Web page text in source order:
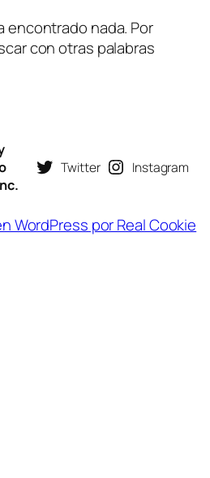
encontrado nada. Por
con otras palabras
Twitter Instagram
WordPress por Real Cookie